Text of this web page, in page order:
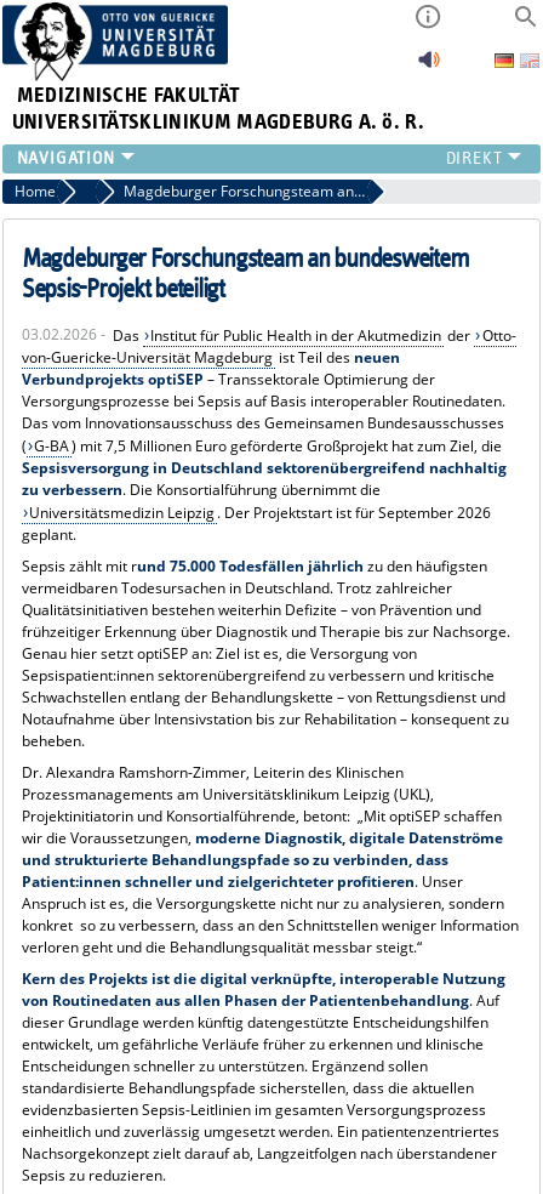
MEDIZINISCHE FAKULTÄT
UNIVERSITÄTSKLINIKUM MAGDEBURG A. ö. R.
INSTITUTE
KLINIKEN
ZENTRALE EINRICHTUNGEN
FORSCHUNG
ÜBER UNS
INTERNATIONAL
INTRANET
Home Pressemitteilungen Magdeburger Forschungsteam an bundesweitem Sepsis-Projekt beteiligt
Magdeburger Forschungsteam an bundesweitem
Sepsis-Projekt beteiligt
03.02.2026 - Das Institut für Public Health in der Akutmedizin der Otto-
von-Guericke-Universität Magdeburg ist Teil des neuen
Verbundprojekts optiSEP – Transsektorale Optimierung der
Versorgungsprozesse bei Sepsis auf Basis interoperabler Routinedaten.
Das vom Innovationsausschuss des Gemeinsamen Bundesausschusses
( G-BA) mit 7,5 Millionen Euro geförderte Großprojekt hat zum Ziel, die
Sepsisversorgung in Deutschland sektorenübergreifend nachhaltig
zu verbessern. Die Konsortialführung übernimmt die
Universitätsmedizin Leipzig. Der Projektstart ist für September 2026
geplant.
Sepsis zählt mit rund 75.000 Todesfällen jährlich zu den häufigsten
vermeidbaren Todesursachen in Deutschland. Trotz zahlreicher
Qualitätsinitiativen bestehen weiterhin Defizite – von Prävention und
frühzeitiger Erkennung über Diagnostik und Therapie bis zur Nachsorge.
Genau hier setzt optiSEP an: Ziel ist es, die Versorgung von
Sepsispatient:innen sektorenübergreifend zu verbessern und kritische
Schwachstellen entlang der Behandlungskette – von Rettungsdienst und
Notaufnahme über Intensivstation bis zur Rehabilitation – konsequent zu
beheben.
Dr. Alexandra Ramshorn-Zimmer, Leiterin des Klinischen
Prozessmanagements am Universitätsklinikum Leipzig (UKL),
Projektinitiatorin und Konsortialführende, betont: „Mit optiSEP schaffen
wir die Voraussetzungen, moderne Diagnostik, digitale Datenströme
und strukturierte Behandlungspfade so zu verbinden, dass
Patient:innen schneller und zielgerichteter profitieren. Unser
Anspruch ist es, die Versorgungskette nicht nur zu analysieren, sondern
konkret so zu verbessern, dass an den Schnittstellen weniger Information
verloren geht und die Behandlungsqualität messbar steigt.“
Kern des Projekts ist die digital verknüpfte, interoperable Nutzung
von Routinedaten aus allen Phasen der Patientenbehandlung. Auf
dieser Grundlage werden künftig datengestützte Entscheidungshilfen
entwickelt, um gefährliche Verläufe früher zu erkennen und klinische
Entscheidungen schneller zu unterstützen. Ergänzend sollen
standardisierte Behandlungspfade sicherstellen, dass die aktuellen
evidenzbasierten Sepsis-Leitlinien im gesamten Versorgungsprozess
einheitlich und zuverlässig umgesetzt werden. Ein patientenzentriertes
Nachsorgekonzept zielt darauf ab, Langzeitfolgen nach überstandener
Sepsis zu reduzieren.